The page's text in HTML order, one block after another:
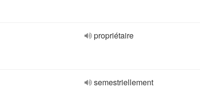
propriétaire
semestriellement